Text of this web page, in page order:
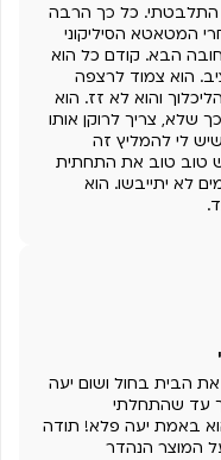
כל כך הרבה
המטאטא הסיליקוני
הבא. קודם כל הוא
הוא צמוד לרצפה
והוא לא זז. הוא
שלא, צריך לרוקן אותו
לי להמליץ זה
טוב טוב את התחתית
לא יתייבשו. הוא
הבית בחול ושום יעה
עד שהתחלתי
באמת יעה פלא! תודה
המוצר הנהדר